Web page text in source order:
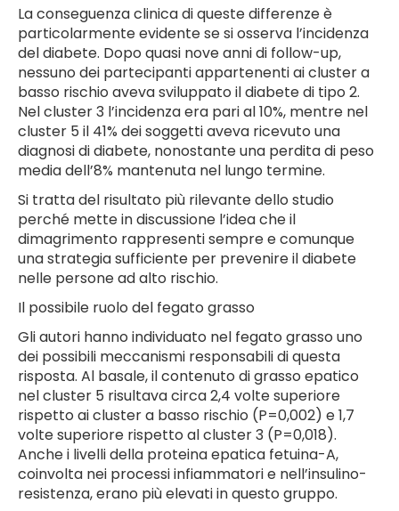
La conseguenza clinica di queste differenze è
particolarmente evidente se si osserva l’incidenza
del diabete. Dopo quasi nove anni di follow-up,
nessuno dei partecipanti appartenenti ai cluster a
basso rischio aveva sviluppato il diabete di tipo 2.
Nel cluster 3 l’incidenza era pari al 10%, mentre nel
cluster 5 il 41% dei soggetti aveva ricevuto una
diagnosi di diabete, nonostante una perdita di peso
media dell’8% mantenuta nel lungo termine.
Si tratta del risultato più rilevante dello studio
perché mette in discussione l’idea che il
dimagrimento rappresenti sempre e comunque
una strategia sufficiente per prevenire il diabete
nelle persone ad alto rischio.
Il possibile ruolo del fegato grasso
Gli autori hanno individuato nel fegato grasso uno
dei possibili meccanismi responsabili di questa
risposta. Al basale, il contenuto di grasso epatico
nel cluster 5 risultava circa 2,4 volte superiore
rispetto ai cluster a basso rischio (P=0,002) e 1,7
volte superiore rispetto al cluster 3 (P=0,018).
Anche i livelli della proteina epatica fetuina-A,
coinvolta nei processi infiammatori e nell’insulino-
resistenza, erano più elevati in questo gruppo.